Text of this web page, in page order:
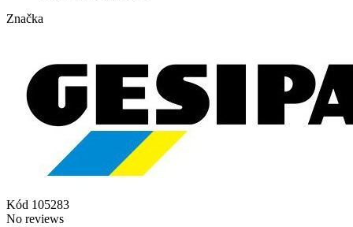
Značka
Kód 105283
No reviews